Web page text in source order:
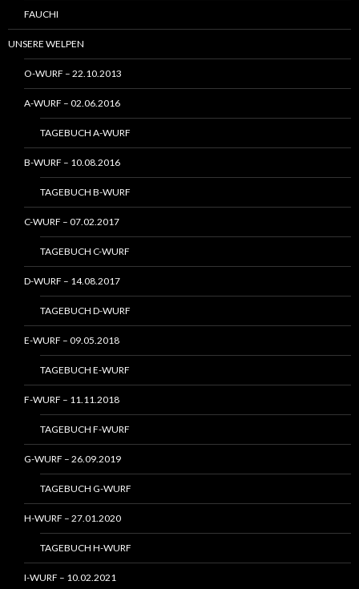
FAUCHI
UNSERE WELPEN
O-WURF – 22.10.2013
A-WURF – 02.06.2016
TAGEBUCH A-WURF
B-WURF – 10.08.2016
TAGEBUCH B-WURF
C-WURF – 07.02.2017
TAGEBUCH C-WURF
D-WURF – 14.08.2017
TAGEBUCH D-WURF
E-WURF – 09.05.2018
TAGEBUCH E-WURF
F-WURF – 11.11.2018
TAGEBUCH F-WURF
G-WURF – 26.09.2019
TAGEBUCH G-WURF
H-WURF – 27.01.2020
TAGEBUCH H-WURF
I-WURF – 10.02.2021